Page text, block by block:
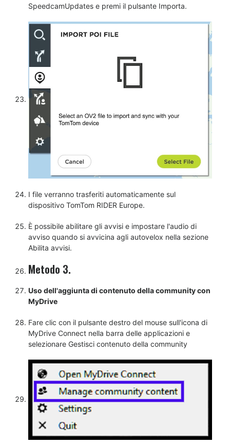
SpeedcamUpdates e premi il pulsante Importa.
I file verranno trasferiti automaticamente sul
dispositivo TomTom RIDER Europe.
È possibile abilitare gli avvisi e impostare l'audio di
avviso quando si avvicina agli autovelox nella sezione
Abilita avvisi.
Metodo 3.
Uso dell'aggiunta di contenuto della community con
MyDrive
Fare clic con il pulsante destro del mouse sull'icona di
MyDrive Connect nella barra delle applicazioni e
selezionare Gestisci contenuto della community